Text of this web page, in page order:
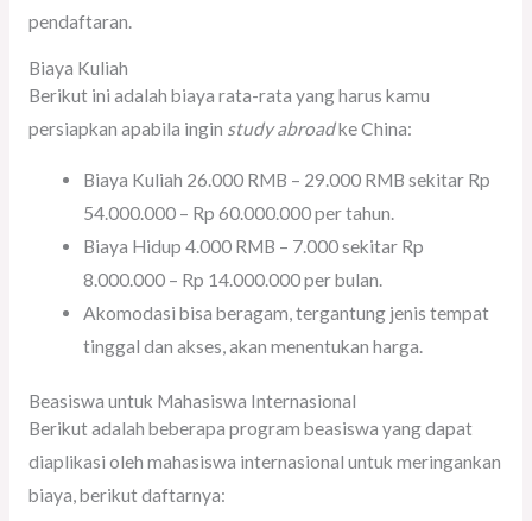
pendaftaran.
Biaya Kuliah
Berikut ini adalah biaya rata-rata yang harus kamu
persiapkan apabila ingin study abroadke China:
Biaya Kuliah 26.000 RMB – 29.000 RMB sekitar Rp
54.000.000 – Rp 60.000.000 per tahun.
Biaya Hidup 4.000 RMB – 7.000 sekitar Rp
8.000.000 – Rp 14.000.000 per bulan.
Akomodasi bisa beragam, tergantung jenis tempat
tinggal dan akses, akan menentukan harga.
Beasiswa untuk Mahasiswa Internasional
Berikut adalah beberapa program beasiswa yang dapat
diaplikasi oleh mahasiswa internasional untuk meringankan
biaya, berikut daftarnya: